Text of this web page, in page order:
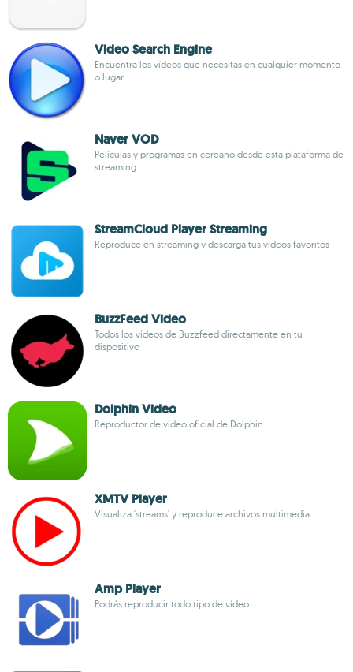
Video Search Engine
Encuentra los vídeos que necesitas en cualquier momento
o lugar
Naver VOD
Películas y programas en coreano desde esta plataforma de
streaming
StreamCloud Player Streaming
Reproduce en streaming y descarga tus vídeos favoritos
BuzzFeed Video
Todos los vídeos de Buzzfeed directamente en tu
dispositivo
Dolphin Video
Reproductor de vídeo oficial de Dolphin
XMTV Player
Visualiza 'streams' y reproduce archivos multimedia
Amp Player
Podrás reproducir todo tipo de vídeo